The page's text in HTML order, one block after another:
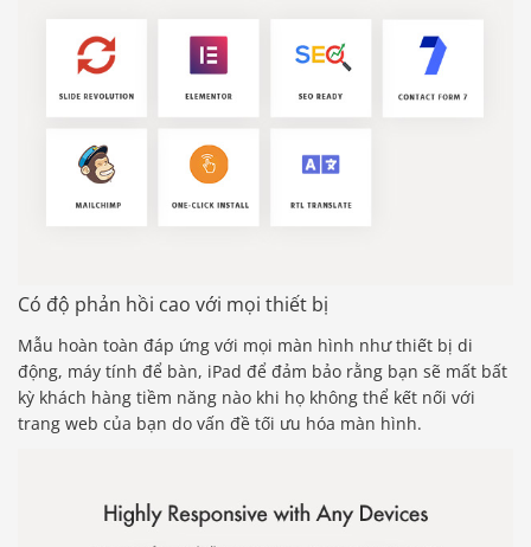
Có độ phản hồi cao với mọi thiết bị
Mẫu hoàn toàn đáp ứng với mọi màn hình như thiết bị di
động, máy tính để bàn, iPad để đảm bảo rằng bạn sẽ mất bất
kỳ khách hàng tiềm năng nào khi họ không thể kết nối với
trang web của bạn do vấn đề tối ưu hóa màn hình.